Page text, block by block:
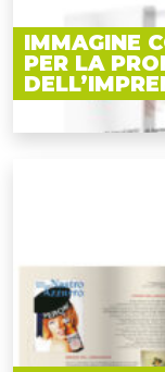
IMMAGINE
PER LA